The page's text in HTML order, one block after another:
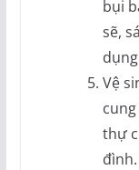
bụi
sẽ,
Vệ
thự